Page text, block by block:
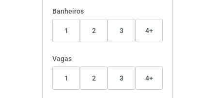
Banheiros
1 2 3 4+
Vagas
1 2 3 4+